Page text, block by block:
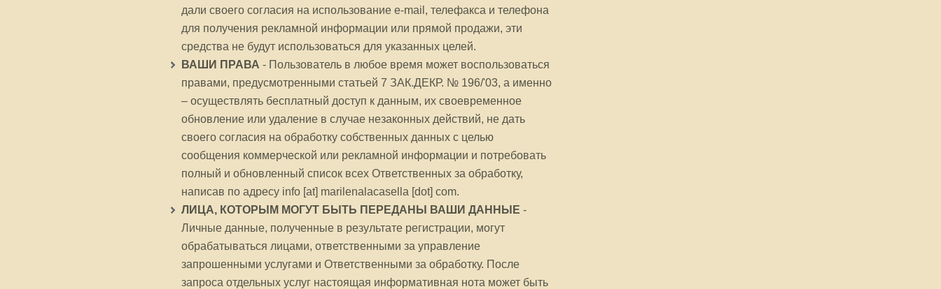
дали своего согласия на использование e-mail, телефакса и телефона
для получения рекламной информации или прямой продажи, эти
средства не будут использоваться для указанных целей.
ВАШИ ПРАВА - Пользователь в любое время может воспользоваться
правами, предусмотренными статьей 7 ЗАК.ДЕКР. № 196/'03, а именно
– осуществлять бесплатный доступ к данным, их своевременное
обновление или удаление в случае незаконных действий, не дать
своего согласия на обработку собственных данных с целью
сообщения коммерческой или рекламной информации и потребовать
полный и обновленный список всех Ответственных за обработку,
написав по адресу info [at] marilenalacasella [dot] com.
ЛИЦА, КОТОРЫМ МОГУТ БЫТЬ ПЕРЕДАНЫ ВАШИ ДАННЫЕ -
Личные данные, полученные в результате регистрации, могут
обрабатываться лицами, ответственными за управление
запрошенными услугами и Ответственными за обработку. После
запроса отдельных услуг настоящая информативная нота может быть